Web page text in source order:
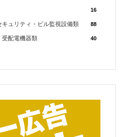
16
ュリティ・ビル監視設備類 88
受配電機器類 40